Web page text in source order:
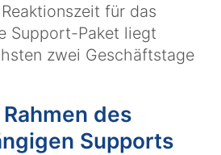
für das
Support-Paket liegt
zwei Geschäftstage
des
Supports